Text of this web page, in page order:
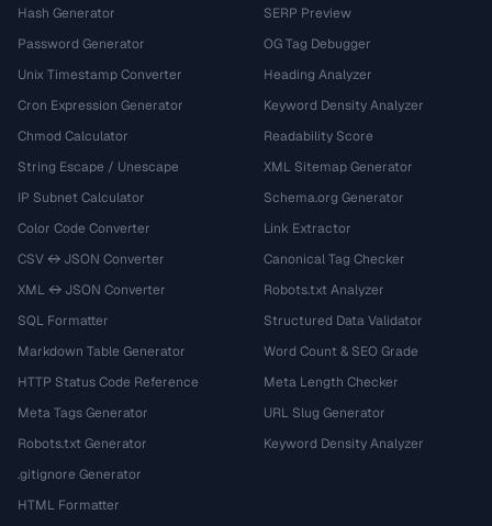
Hash Generator
Password Generator
Unix Timestamp Converter
Cron Expression Generator
Chmod Calculator
String Escape / Unescape
IP Subnet Calculator
Color Code Converter
CSV ↔ JSON Converter
XML ↔ JSON Converter
SQL Formatter
Markdown Table Generator
HTTP Status Code Reference
Meta Tags Generator
Robots.txt Generator
.gitignore Generator
HTML Formatter
SERP Preview
OG Tag Debugger
Heading Analyzer
Keyword Density Analyzer
Readability Score
XML Sitemap Generator
Schema.org Generator
Link Extractor
Canonical Tag Checker
Robots.txt Analyzer
Structured Data Validator
Word Count & SEO Grade
Meta Length Checker
URL Slug Generator
Keyword Density Analyzer